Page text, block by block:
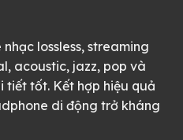
lossless, streaming
acoustic, jazz, pop và
tiết tốt. Kết hợp hiệu quả
di động trở kháng